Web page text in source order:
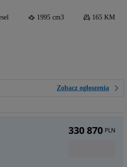
1995 cm3
165 KM
Zobacz ogłoszenia
330 870 PLN